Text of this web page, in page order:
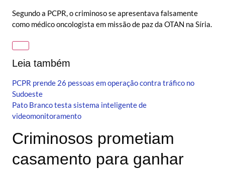
Segundo a PCPR, o criminoso se apresentava falsamente
como médico oncologista em missão de paz da OTAN na Síria.
Leia também
PCPR prende 26 pessoas em operação contra tráfico no
Sudoeste
Pato Branco testa sistema inteligente de
videomonitoramento
Criminosos prometiam
casamento para ganhar